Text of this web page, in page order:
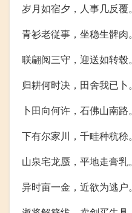
岁月如宿夕，人事几反覆。
青衫老従事，坐稳生髀肉。
联翩阅三守，迎送如转毂。
归耕何时决，田舍我已卜。
卜田向何许，石佛山南路。
下有尔家川，千畦种秔稌。
山泉宅龙蜃，平地走膏乳。
异时亩一金，近欲为逃户。